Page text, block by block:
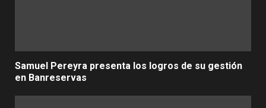
Samuel Pereyra presenta los logros de su gestión
en Banreservas